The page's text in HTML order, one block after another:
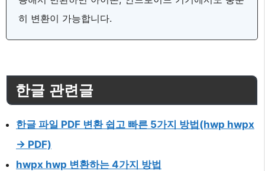
히 변환이 가능합니다.
한글 관련글
한글 파일 PDF 변환 쉽고 빠른 5가지 방법(hwp hwpx
-> PDF)
hwpx hwp 변환하는 4가지 방법